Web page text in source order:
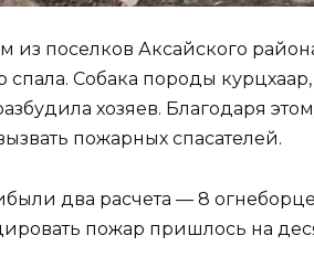
поселков Аксайского
Собака породы
хозяев. Благодаря
пожарных спасателей.
два расчета — 8
пожар пришлось на